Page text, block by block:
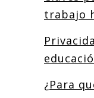
trabajo
¿Para